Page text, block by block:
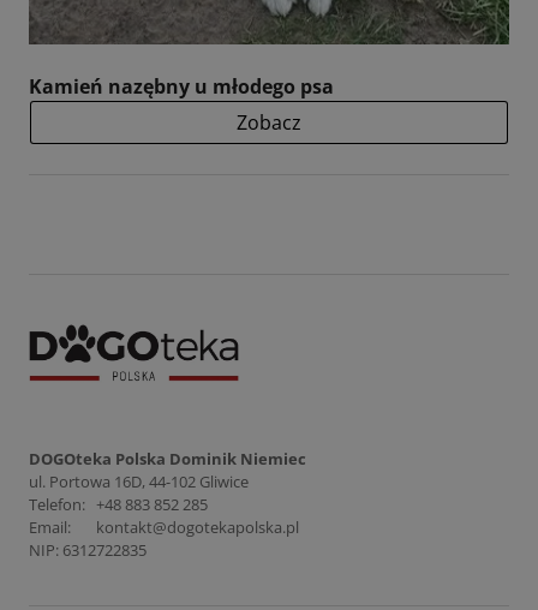
Kamień nazębny u młodego psa
Zobacz
DOGOteka Polska Dominik Niemiec
ul. Portowa 16D, 44-102 Gliwice
Telefon: +48 883 852 285
Email:
kontakt@dogotekapolska.pl
NIP: 6312722835